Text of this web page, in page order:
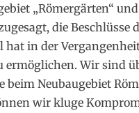
„Römergärten“
die
hat in der
ermöglichen. Wir sind
beim Neubaugebiet
wir kluge